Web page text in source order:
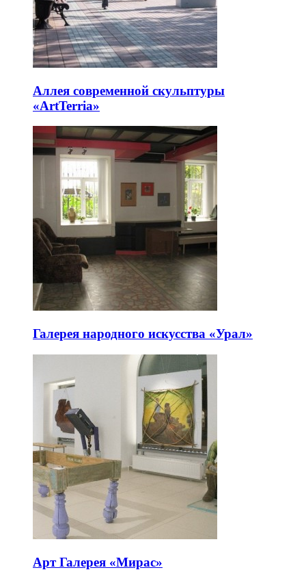
Аллея современной скульптуры
«ArtTerria»
Галерея народного искусства «Урал»
Арт Галерея «Мирас»